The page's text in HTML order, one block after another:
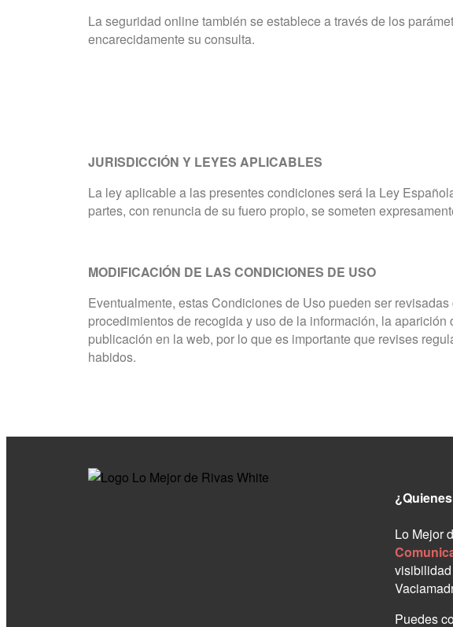
La seguridad online también se establece a través de los
encarecidamente su consulta.
JURISDICCIÓN Y LEYES APLICABLES
La ley aplicable a las presentes condiciones será la Ley
partes, con renuncia de su fuero propio, se someten
MODIFICACIÓN DE LAS CONDICIONES DE USO
Eventualmente, estas Condiciones de Uso pueden ser
procedimientos de recogida y uso de la información, la
publicación en la web, por lo que es importante que revises
habidos.
Lo Mejor
Puedes